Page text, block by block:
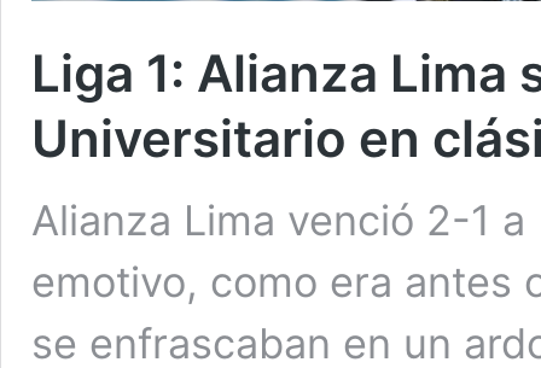
Liga 1: Alianza Lima
Universitario en
Alianza Lima venció 2-1
emotivo, como era antes
se enfrascaban en un